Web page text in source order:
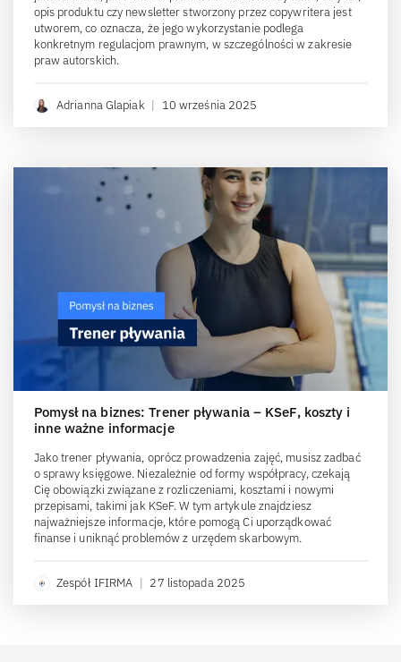
opis produktu czy newsletter stworzony przez copywritera jest
utworem, co oznacza, że jego wykorzystanie podlega
konkretnym regulacjom prawnym, w szczególności w zakresie
praw autorskich.
Adrianna Glapiak | 10 września 2025
Pomysł na biznes: Trener pływania – KSeF, koszty i
inne ważne informacje
Jako trener pływania, oprócz prowadzenia zajęć, musisz zadbać
o sprawy księgowe. Niezależnie od formy współpracy, czekają
Cię obowiązki związane z rozliczeniami, kosztami i nowymi
przepisami, takimi jak KSeF. W tym artykule znajdziesz
najważniejsze informacje, które pomogą Ci uporządkować
finanse i uniknąć problemów z urzędem skarbowym.
Zespół IFIRMA | 27 listopada 2025